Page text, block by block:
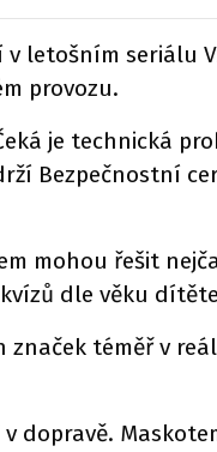
letošním seriálu
provozu.
je technická
Bezpečnostní
mohou řešit
dle věku
téměř v
dopravě.